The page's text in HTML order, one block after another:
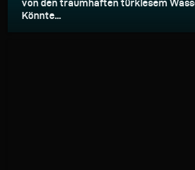
von den traumhaften türkiesem
Könnte...